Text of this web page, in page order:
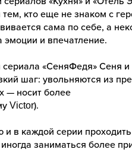
кто еще не знаком с
сама по себе, а
и впечатление.
сериала «СеняФедя» Сеня
шаг: увольняются из
— носит более
Victor).
и в каждой серии
заниматься более